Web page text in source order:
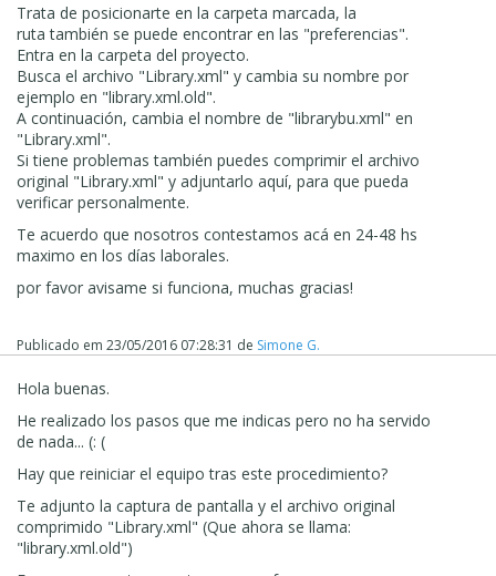
Trata de posicionarte en la carpeta marcada, la
ruta también se puede encontrar en las "preferencias".
Entra en la carpeta del proyecto.
Busca el archivo "Library.xml" y cambia su nombre por
ejemplo en "library.xml.old".
A continuación, cambia el nombre de "librarybu.xml" en
"Library.xml".
Si tiene problemas también puedes comprimir el archivo
original "Library.xml" y adjuntarlo aquí, para que pueda
verificar personalmente.
Te acuerdo que nosotros contestamos acá en 24-48 hs
maximo en los días laborales.
por favor avisame si funciona, muchas gracias!
Publicado em 23/05/2016 07:28:31 de Simone G.
Hola buenas.
He realizado los pasos que me indicas pero no ha servido
de nada... (: (
Hay que reiniciar el equipo tras este procedimiento?
Te adjunto la captura de pantalla y el archivo original
comprimido "Library.xml" (Que ahora se llama:
"library.xml.old")